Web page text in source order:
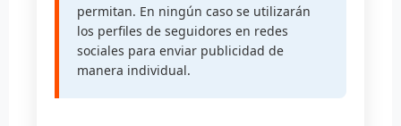
permitan. En ningún caso se utilizarán
los perfiles de seguidores en redes
sociales para enviar publicidad de
manera individual.